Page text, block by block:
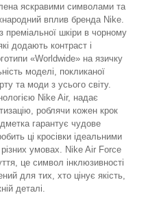
яскравими символами та
вплив бренда Nike.
преміальної шкіри в чорному
додають контраст і
«Worldwide» на язичку
моделі, покликаної
та моди з усього світу.
Nike Air, надає
роблячи кожен крок
гарантує чудове
ці кросівки ідеальними
умовах. Nike Air Force
це символ інклюзивності
для тих, хто цінує якість,
деталі.